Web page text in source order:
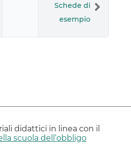
Schede di
esempio
didattici in linea con il
scuola dell’obbligo